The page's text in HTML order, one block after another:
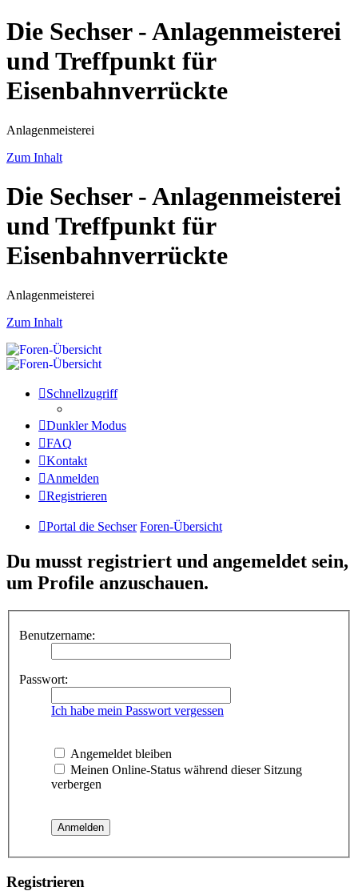
Die Sechser - Anlagenmeisterei
und Treffpunkt für
Eisenbahnverrückte
Anlagenmeisterei
Zum Inhalt
Die Sechser - Anlagenmeisterei
und Treffpunkt für
Eisenbahnverrückte
Anlagenmeisterei
Zum Inhalt
Schnellzugriff
Dunkler Modus
FAQ
Kontakt
Anmelden
Registrieren
Portal die Sechser Foren-Übersicht
Du musst registriert und angemeldet sein,
um Profile anzuschauen.
Benutzername:
Passwort:
Ich habe mein Passwort vergessen
Angemeldet bleiben
Meinen Online-Status während dieser Sitzung
verbergen
Registrieren